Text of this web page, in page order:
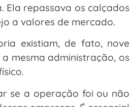
Ela repassava os calçados
a valores de mercado.
existiam, de fato, nove
mesma administração, os
se a operação foi ou não